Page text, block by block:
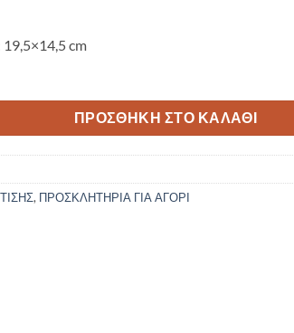
19,5×14,5 cm
ΠΡΟΣΘΉΚΗ ΣΤΟ ΚΑΛΆΘΙ
, ΠΡΟΣΚΛΗΤΗΡΙΑ ΓΙΑ ΑΓΟΡΙ